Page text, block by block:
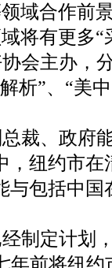
域合作前
将有更多“
会主办，
析”、“美
裁、政府
，纽约市
与包括中
制定计划
年前将纽